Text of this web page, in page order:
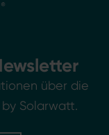
über die
Solarwatt.